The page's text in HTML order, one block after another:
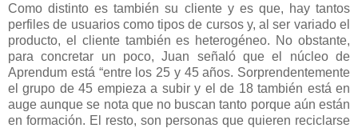
Como distinto es también su cliente y es que, hay tantos
perfiles de usuarios como tipos de cursos y, al ser variado el
producto, el cliente también es heterogéneo. No obstante,
para concretar un poco, Juan señaló que el núcleo de
Aprendum está “entre los 25 y 45 años. Sorprendentemente
el grupo de 45 empieza a subir y el de 18 también está en
auge aunque se nota que no buscan tanto porque aún están
en formación. El resto, son personas que quieren reciclarse